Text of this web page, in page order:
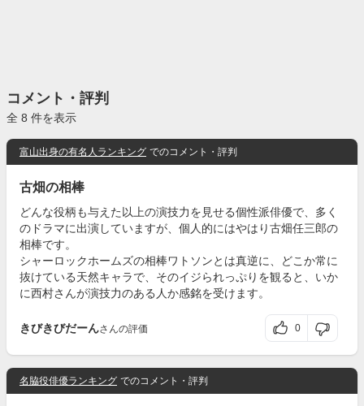
コメント・評判
全 8 件を表示
富山出身の有名人ランキング でのコメント・評判
古畑の相棒
どんな役柄も与えた以上の演技力を見せる個性派俳優で、多く
のドラマに出演していますが、個人的にはやはり古畑任三郎の
相棒です。
シャーロックホームズの相棒ワトソンとは真逆に、どこか常に
抜けている天然キャラで、そのイジられっぷりを観ると、いか
に西村さんが演技力のある人か感銘を受けます。
きびきびだーんさんの評価 0
名脇役俳優ランキング でのコメント・評判